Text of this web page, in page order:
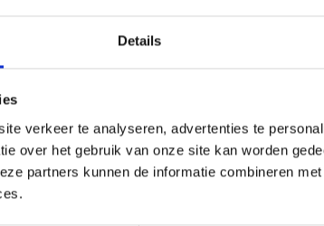
Details
verkeer te analyseren, advertenties te
over het gebruik van onze site kan worden
partners kunnen de informatie combineren
275